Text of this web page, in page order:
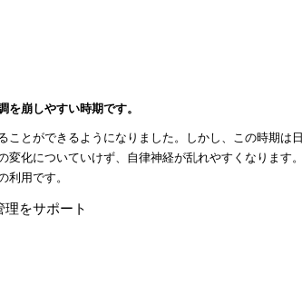
崩しやすい時期です。
とができるようになりました。しかし、この時期は日
化についていけず、自律神経が乱れやすくなります。
利用です。
をサポート